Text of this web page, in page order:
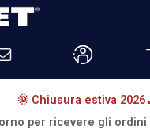
🌞 Chiusura estiva 2026
per ricevere gli ordini